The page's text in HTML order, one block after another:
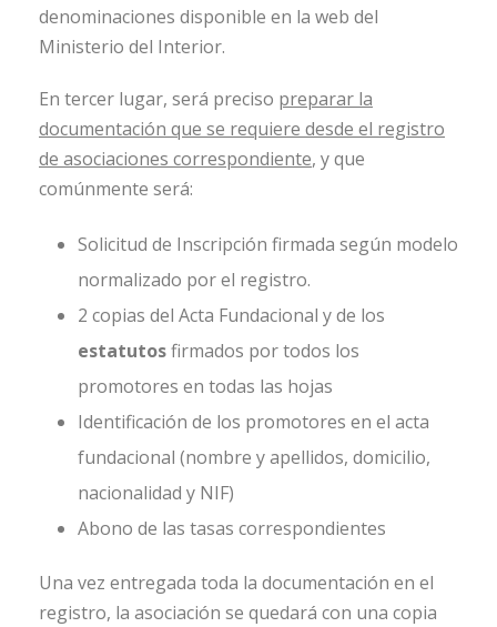
denominaciones disponible en la web del
Ministerio del Interior.
En tercer lugar, será preciso preparar la
documentación que se requiere desde el registro
de asociaciones correspondiente, y que
comúnmente será:
Solicitud de Inscripción firmada según modelo
normalizado por el registro.
2 copias del Acta Fundacional y de los
estatutosfirmados por todos los
promotores en todas las hojas
Identificación de los promotores en el acta
fundacional (nombre y apellidos, domicilio,
nacionalidad y NIF)
Abono de las tasas correspondientes
Una vez entregada toda la documentación en el
registro, la asociación se quedará con una copia